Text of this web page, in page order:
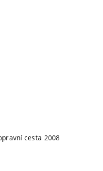
cesta 2008